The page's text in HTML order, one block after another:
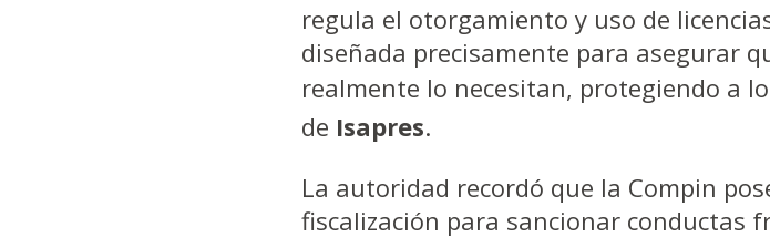
regula el otorgamiento y uso de
diseñada precisamente para asegurar
realmente lo necesitan, protegiendo a
de Isapres.
La autoridad recordó que la Compin
fiscalización para sancionar conductas